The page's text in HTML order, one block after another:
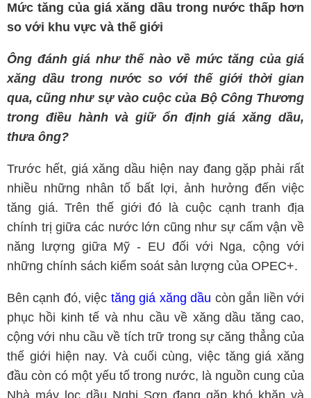
Mức tăng của giá xăng dầu trong nước thấp hơn
so với khu vực và thế giới
Ông đánh giá như thế nào về mức tăng của giá
xăng dầu trong nước so với thế giới thời gian
qua, cũng như sự vào cuộc của Bộ Công Thương
trong điều hành và giữ ổn định giá xăng dầu,
thưa ông?
Trước hết, giá xăng dầu hiện nay đang gặp phải rất
nhiều những nhân tố bất lợi, ảnh hưởng đến việc
tăng giá. Trên thế giới đó là cuộc cạnh tranh địa
chính trị giữa các nước lớn cũng như sự cấm vận về
năng lượng giữa Mỹ - EU đối với Nga, cộng với
những chính sách kiểm soát sản lượng của OPEC+.
Bên cạnh đó, việc tăng giá xăng dầu còn gắn liền với
phục hồi kinh tế và nhu cầu về xăng dầu tăng cao,
cộng với nhu cầu về tích trữ trong sự căng thẳng của
thế giới hiện nay. Và cuối cùng, việc tăng giá xăng
đầu còn có một yếu tố trong nước, là nguồn cung của
Nhà máy lọc dầu Nghi Sơn đang gặp khó khăn và